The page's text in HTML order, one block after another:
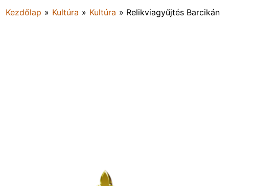
Kezdőlap » Kultúra » Kultúra » Relikviagyűjtés Barcikán